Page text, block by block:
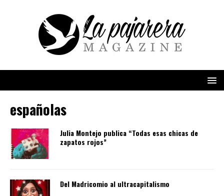
españolas
Julia Montejo publica “Todas esas chicas de
zapatos rojos”
Del Madricomio al ultracapitalismo